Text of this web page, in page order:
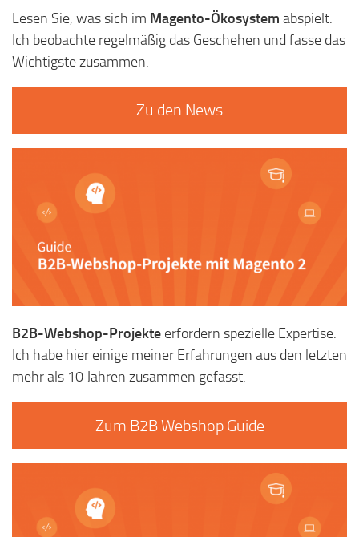
Lesen Sie, was sich im Magento-Ökosystem abspielt.
Ich beobachte regelmäßig das Geschehen und fasse das
Wichtigste zusammen.
Zu den News
B2B-Webshop-Projekte erfordern spezielle Expertise.
Ich habe hier einige meiner Erfahrungen aus den letzten
mehr als 10 Jahren zusammen gefasst.
Zum B2B Webshop Guide